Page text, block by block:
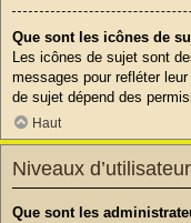
Que sont les icônes de
Les icônes de sujet sont
messages pour refléter
de sujet dépend des
Haut
Niveaux
Que sont les